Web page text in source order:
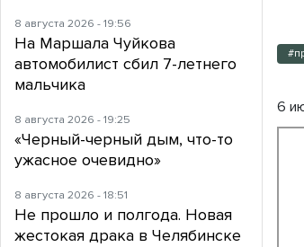
6
8 августа 2026 - 19:56
На Маршала Чуйкова
автомобилист сбил 7-летнего
мальчика
8 августа 2026 - 19:25
«Черный-черный дым, что-то
ужасное очевидно»
8 августа 2026 - 18:51
Не прошло и полгода. Новая
жестокая драка в Челябинске